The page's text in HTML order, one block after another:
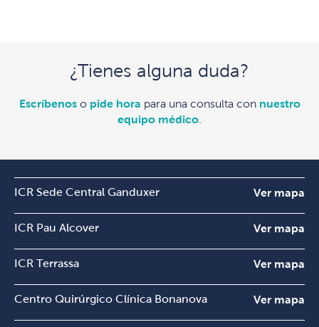
¿Tienes alguna duda?
Escríbenoso pide hora para una consulta con nuestro
equipo médico
ICR Sede Central Ganduxer Ver mapa
ICR Pau Alcover Ver mapa
ICR Terrassa Ver mapa
Centro Quirúrgico Clínica Bonanova Ver mapa